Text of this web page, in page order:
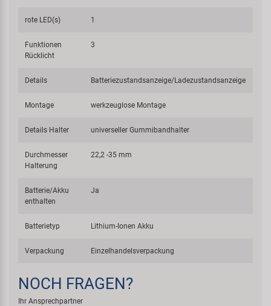
rote LED(s) 1
Funktionen
Rücklicht
3
Details Batteriezustandsanzeige/Ladezustandsanzeige
Montage werkzeuglose Montage
Details Halter universeller Gummibandhalter
Durchmesser
Halterung
22,2 -35 mm
Batterie/Akku
enthalten
Ja
Batterietyp Lithium-Ionen Akku
Verpackung Einzelhandelsverpackung
NOCH FRAGEN?
Ihr Ansprechpartner